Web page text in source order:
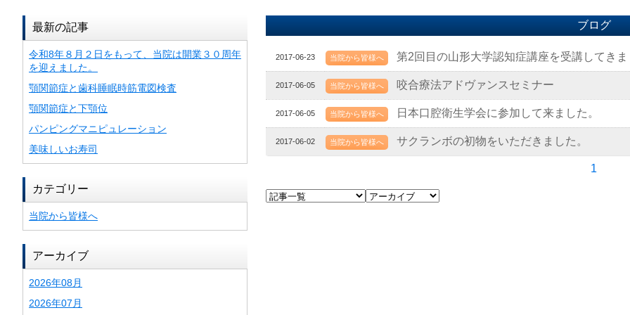
ブログ
2017-06-23 当院から皆様へ 第2回目の山形大学認知症講座を受講してき
2017-06-05 当院から皆様へ 咬合療法アドヴァンスセミナー
2017-06-05 当院から皆様へ 日本口腔衛生学会に参加して来ました。
2017-06-02 当院から皆様へ サクランボの初物をいただきました。
1
最新の記事
令和8年８月２日をもって、当院は開業３０周年
を迎えました。
顎関節症と歯科睡眠時筋電図検査
顎関節症と下顎位
パンピングマニピュレーション
美味しいお寿司
カテゴリー
当院から皆様へ
アーカイブ
2026年08月
2026年07月